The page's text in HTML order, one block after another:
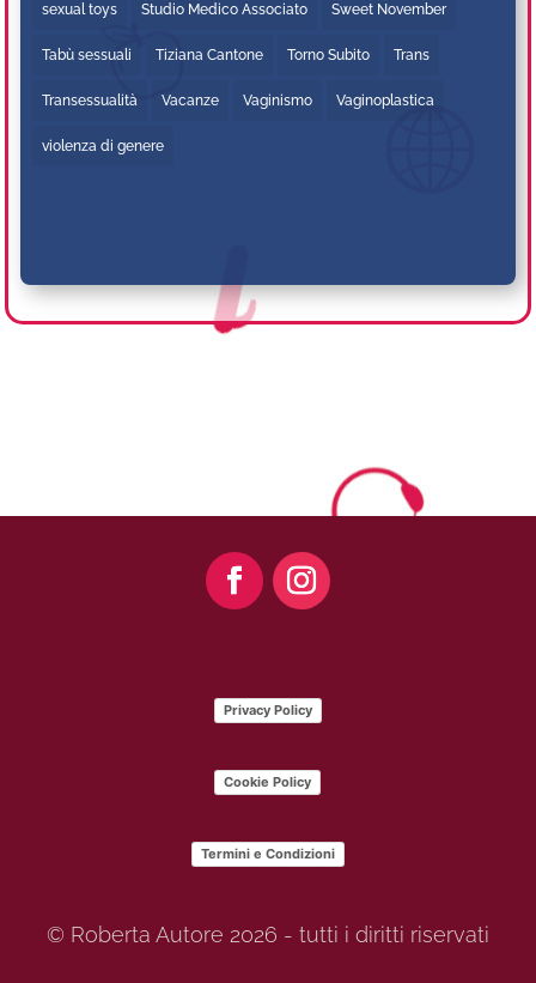
sexual toys Studio Medico Associato Sweet November
Tabù sessuali Tiziana Cantone Torno Subito Trans
Transessualità Vacanze Vaginismo Vaginoplastica
violenza di genere
Privacy Policy
Cookie Policy
Termini e Condizioni
© Roberta Autore 2026 - tutti i diritti riservati